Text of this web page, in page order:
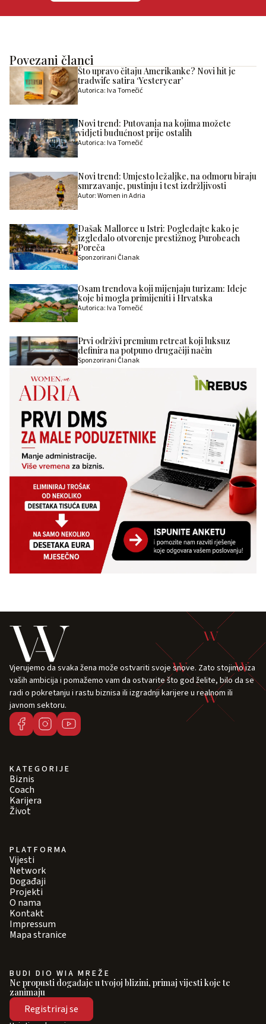
Povezani članci
Što upravo čitaju Amerikanke? Novi hit je
tradwife satira ‘Yesteryear’
Autorica: Iva Tomečić
Novi trend: Putovanja na kojima možete
vidjeti budućnost prije ostalih
Autorica: Iva Tomečić
Novi trend: Umjesto ležaljke, na odmoru biraju
smrzavanje, pustinju i test izdržljivosti
Autor: Women in Adria
Dašak Mallorce u Istri: Pogledajte kako je
izgledalo otvorenje prestižnog Purobeach
Poreča
Sponzorirani Članak
Osam trendova koji mijenjaju turizam: Ideje
koje bi mogla primijeniti i Hrvatska
Autorica: Iva Tomečić
Prvi održivi premium retreat koji luksuz
definira na potpuno drugačiji način
Sponzorirani Članak
Vjerujemo da svaka žena može ostvariti svoje snove. Zato stojimo iza
vaših ambicija i pomažemo vam da ostvarite što god želite, bilo da se
radi o pokretanju i rastu biznisa ili izgradnji karijere u realnom ili
javnom sektoru.
KATEGORIJE
Biznis
Coach
Karijera
Život
PLATFORMA
Vijesti
Network
Događaji
Projekti
O nama
Kontakt
Impressum
Mapa stranice
BUDI DIO WIA MREŽE
Ne propusti događaje u tvojoj blizini, primaj vijesti koje te
zanimaju
Registriraj se